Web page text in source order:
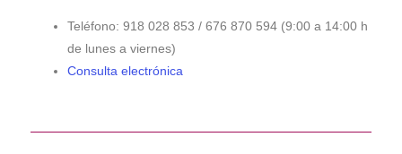
Teléfono: 918 028 853 / 676 870 594 (9:00 a 14:00 h
de lunes a viernes)
Consulta electrónica